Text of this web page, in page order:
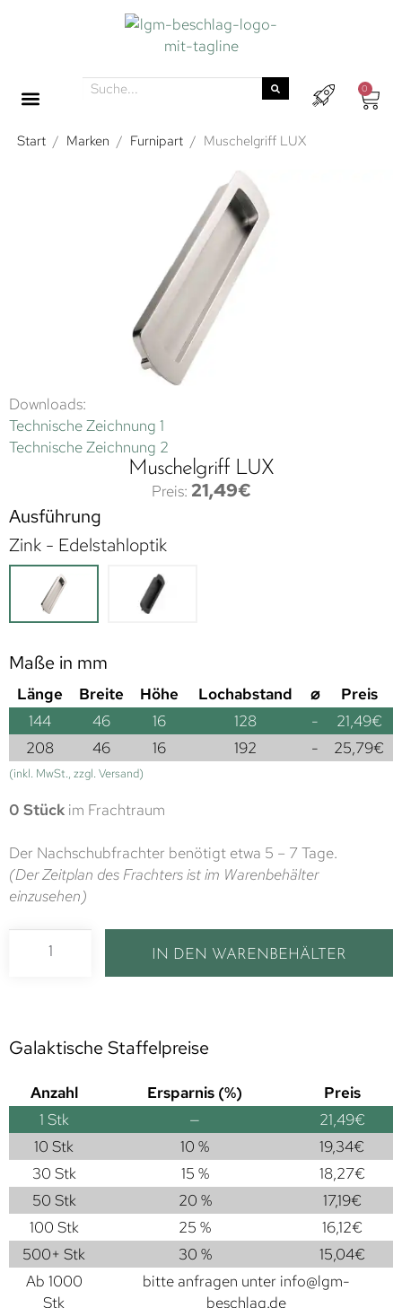
0
Start / Marken / Furnipart / Muschelgriff LUX
Downloads:
Technische Zeichnung 1
Technische Zeichnung 2
Muschelgriff LUX
21,49€
Ausführung
Zink - Edelstahloptik
Maße in mm
Länge Breite Höhe Lochabstand ⌀
Preis
144
46 16 128 - 21,49€
208
46 16 192 - 25,79€
(inkl. MwSt., zzgl. Versand)
0 Stück im Frachtraum
Der Nachschubfrachter benötigt etwa 5 – 7 Tage.
(Der Zeitplan des Frachters ist im Warenbehälter
einzusehen)
IN DEN WARENBEHÄLTER
Galaktische Staffelpreise
Anzahl Ersparnis (%)
Preis
1 Stk — 21,49€
10 Stk
10 % 19,34€
30 Stk
15 % 18,27€
50 Stk
20 % 17,19€
100 Stk
25 % 16,12€
500+ Stk
30 % 15,04€
Ab 1000
Stk
bitte anfragen unter info@lgm-
beschlag.de